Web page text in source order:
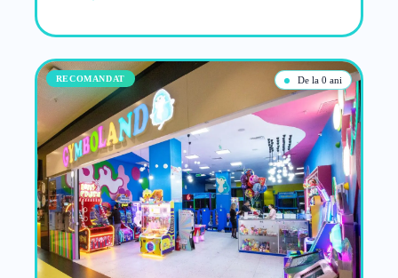
De la 0 ani
RECOMANDAT